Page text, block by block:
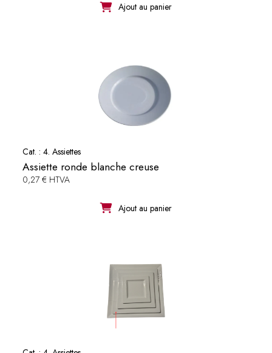
Ajout au panier
Cat. : 4. Assiettes
Assiette ronde blanche creuse
0,27 € HTVA
Ajout au panier